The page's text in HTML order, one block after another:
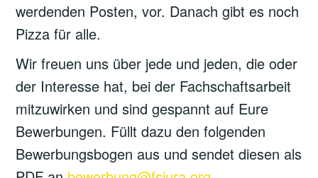
werdenden Posten, vor. Danach gibt es noch
Pizza für alle.
Wir freuen uns über jede und jeden, die oder
der Interesse hat, bei der Fachschaftsarbeit
mitzuwirken und sind gespannt auf Eure
Bewerbungen. Füllt dazu den folgenden
Bewerbungsbogen aus und sendet diesen als